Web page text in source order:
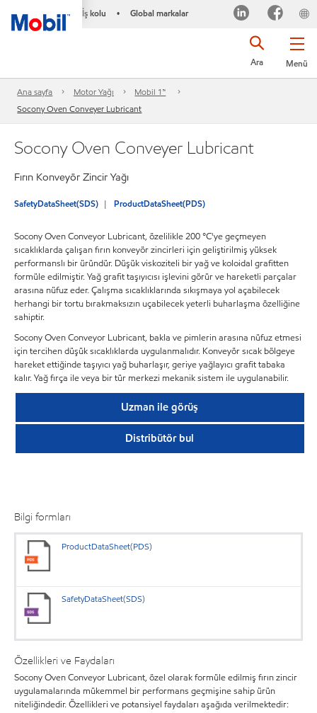
İş kolu • Global markalar
Menü
Ara
Ana sayfa Motor Yağı
Mobil 1™
Socony Oven Conveyer Lubricant
Socony Oven Conveyer Lubricant
Fırın Konveyör Zincir Yağı
SafetyDataSheet(SDS) ProductDataSheet(PDS)
Socony Oven Conveyor Lubricant, özelilikle 200 °C'ye geçmeyen
sıcaklıklarda çalışan fırın konveyör zincirleri için geliştirilmiş yüksek
performanslı bir üründür. Düşük viskoziteli bir yağ ve koloidal grafitten
formüle edilmiştir. Yağ grafit taşıyıcısı işlevini görür ve hareketli parçalar
arasına nüfuz eder. Çalışma sıcaklıklarında sıkışmaya yol açabilecek
herhangi bir tortu bırakmaksızın uçabilecek yeterli buharlaşma özelliğine
sahiptir.
Socony Oven Conveyor Lubricant, bakla ve pimlerin arasına nüfuz etmesi
için tercihen düşük sıcaklıklarda uygulanmalıdır. Konveyör sıcak bölgeye
hareket ettiğinde taşıyıcı yağ buharlaşır, geriye yağlayıcı grafit tabaka
kalır. Yağ fırça ile veya bir tür merkezi mekanik sistem ile uygulanabilir.
Uzman ile görüş
Distribütör bul
Bilgi formları
ProductDataSheet(PDS)
SafetyDataSheet(SDS)
Özellikleri ve Faydaları
Socony Oven Conveyor Lubricant, özel olarak formüle edilmiş fırın zincir
uygulamalarında mükemmel bir performans geçmişine sahip ürün
niteliğindedir. Özellikleri ve potansiyel faydaları aşağıda verilmektedir: